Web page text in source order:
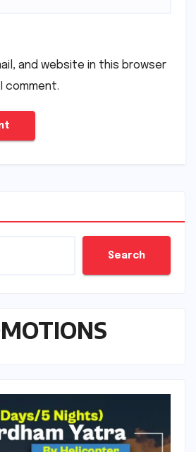
and website in this browser
comment.
Search